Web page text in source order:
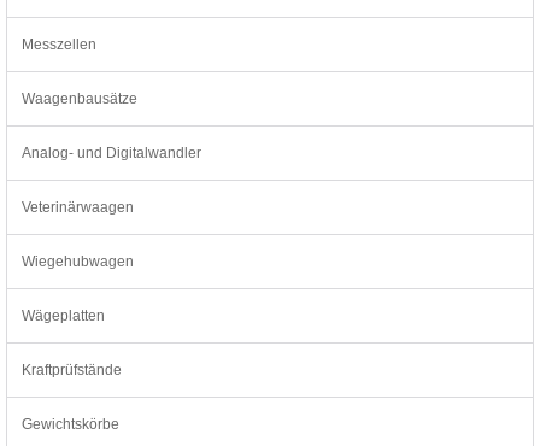
Messzellen
Waagenbausätze
Analog- und Digitalwandler
Veterinärwaagen
Wiegehubwagen
Wägeplatten
Kraftprüfstände
Gewichtskörbe